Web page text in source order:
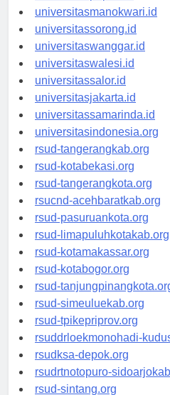
universitaspapua.id
universitasmanokwari.id
universitassorong.id
universitaswanggar.id
universitaswalesi.id
universitassalor.id
universitasjakarta.id
universitassamarinda.id
universitasindonesia.org
rsud-tangerangkab.org
rsud-kotabekasi.org
rsud-tangerangkota.org
rsucnd-acehbaratkab.org
rsud-pasuruankota.org
rsud-limapuluhkotakab.org
rsud-kotamakassar.org
rsud-kotabogor.org
rsud-tanjungpinangkota.org
rsud-simeuluekab.org
rsud-tpikepriprov.org
rsuddrloekmonohadi-
rsudksa-depok.org
rsudrtnotopuro-